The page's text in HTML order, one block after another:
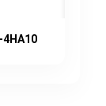
4HA10